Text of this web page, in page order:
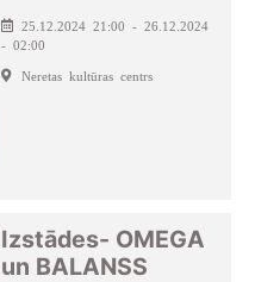
25.12.2024 21:00 - 26.12.2024
- 02:00
Neretas kultūras centrs
Izstādes- OMEGA
un BALANSS